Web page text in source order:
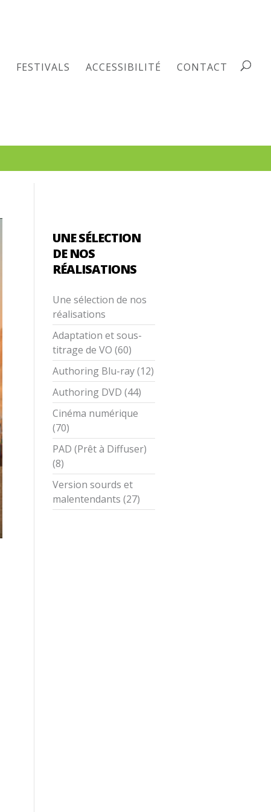
FESTIVALS ACCESSIBILITÉ CONTACT
UNE SÉLECTION
DE NOS
RÉALISATIONS
Une sélection de nos
réalisations
Adaptation et sous-
titrage de VO (60)
Authoring Blu-ray (12)
Authoring DVD (44)
Cinéma numérique
(70)
PAD (Prêt à Diffuser)
(8)
Version sourds et
malentendants (27)